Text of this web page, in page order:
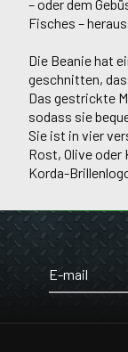
– oder dem
Fisches –
Die Beanie hat
geschnitten,
Das gestrickte
sodass sie
Sie ist in vier
Rost, Olive oder
Korda-